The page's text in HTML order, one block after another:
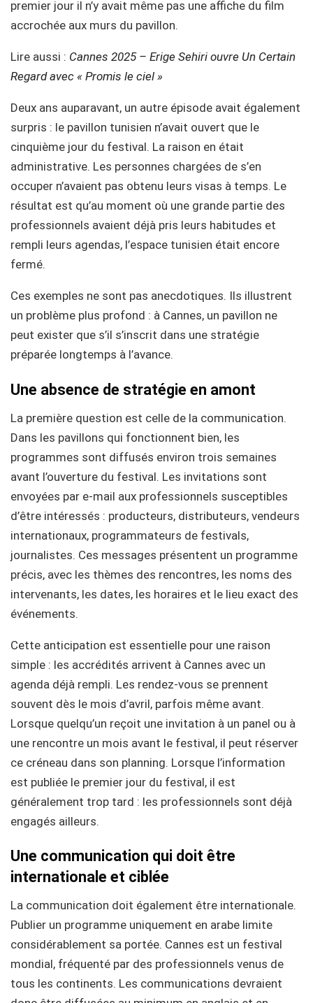
premier jour il n’y avait même pas une affiche du film
accrochée aux murs du pavillon.
Lire aussi : Cannes 2025 – Erige Sehiri ouvre Un Certain
Regard avec « Promis le ciel »
Deux ans auparavant, un autre épisode avait également
surpris : le pavillon tunisien n’avait ouvert que le
cinquième jour du festival. La raison en était
administrative. Les personnes chargées de s’en
occuper n’avaient pas obtenu leurs visas à temps. Le
résultat est qu’au moment où une grande partie des
professionnels avaient déjà pris leurs habitudes et
rempli leurs agendas, l’espace tunisien était encore
fermé.
Ces exemples ne sont pas anecdotiques. Ils illustrent
un problème plus profond : à Cannes, un pavillon ne
peut exister que s’il s’inscrit dans une stratégie
préparée longtemps à l’avance.
Une absence de stratégie en amont
La première question est celle de la communication.
Dans les pavillons qui fonctionnent bien, les
programmes sont diffusés environ trois semaines
avant l’ouverture du festival. Les invitations sont
envoyées par e-mail aux professionnels susceptibles
d’être intéressés : producteurs, distributeurs, vendeurs
internationaux, programmateurs de festivals,
journalistes. Ces messages présentent un programme
précis, avec les thèmes des rencontres, les noms des
intervenants, les dates, les horaires et le lieu exact des
événements.
Cette anticipation est essentielle pour une raison
simple : les accrédités arrivent à Cannes avec un
agenda déjà rempli. Les rendez-vous se prennent
souvent dès le mois d’avril, parfois même avant.
Lorsque quelqu’un reçoit une invitation à un panel ou à
une rencontre un mois avant le festival, il peut réserver
ce créneau dans son planning. Lorsque l’information
est publiée le premier jour du festival, il est
généralement trop tard : les professionnels sont déjà
engagés ailleurs.
Une communication qui doit être
internationale et ciblée
La communication doit également être internationale.
Publier un programme uniquement en arabe limite
considérablement sa portée. Cannes est un festival
mondial, fréquenté par des professionnels venus de
tous les continents. Les communications devraient